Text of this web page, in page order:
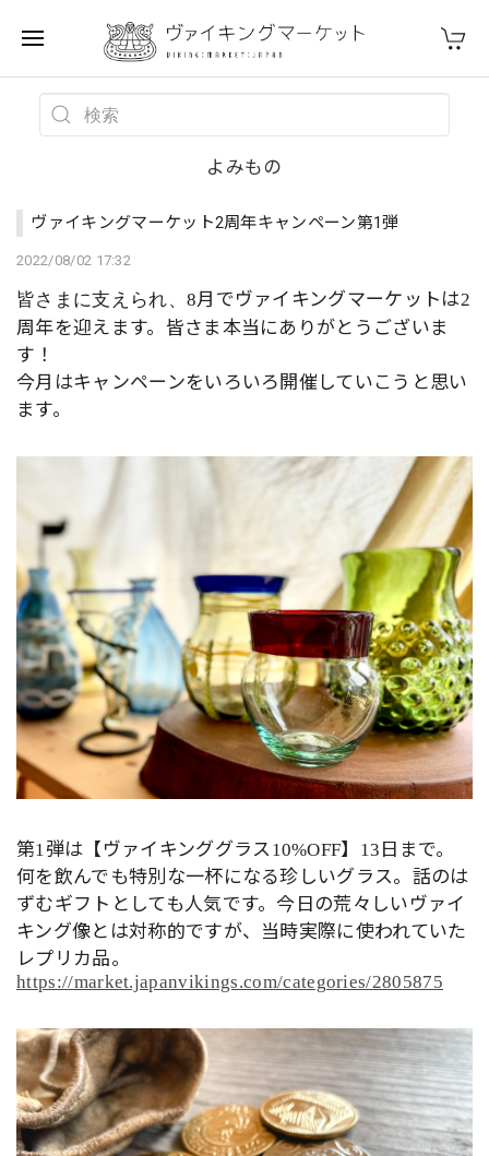
よみもの
ヴァイキングマーケット2周年キャンペーン第1弾
2022/08/02 17:32
皆さまに支えられ、8月でヴァイキングマーケットは2
周年を迎えます。皆さま本当にありがとうございま
す！
今月はキャンペーンをいろいろ開催していこうと思い
ます。
第1 弾は【ヴァイキンググラス 10%OFF】 13 日まで。
何を飲んでも特別な一杯になる珍しいグラス。話のは
ずむギフトとしても人気です。今日の荒々しいヴァイ
キング像とは対称的ですが、当時実際に使われていた
レプリカ品。
https://market.japanvikings.com/categories/2805875